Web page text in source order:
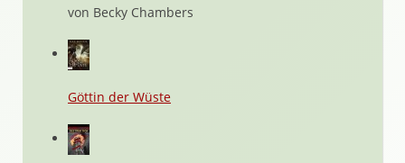
von Becky Chambers
Göttin der Wüste